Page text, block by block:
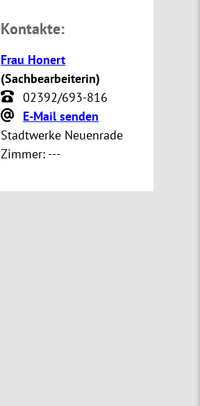
Kontakte:
Frau Honert
(Sachbearbeiterin)
02392/693-816
E-Mail senden
Stadtwerke Neuenrade
Zimmer: ---